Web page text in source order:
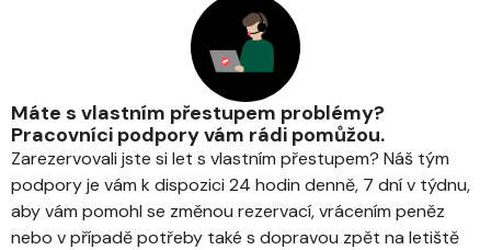
Máte s vlastním přestupem problémy?
Pracovníci podpory vám rádi pomůžou.
Zarezervovali jste si let s vlastním přestupem? Náš tým
podpory je vám k dispozici 24 hodin denně, 7 dní v týdnu,
aby vám pomohl se změnou rezervací, vrácením peněz
nebo v případě potřeby také s dopravou zpět na letiště